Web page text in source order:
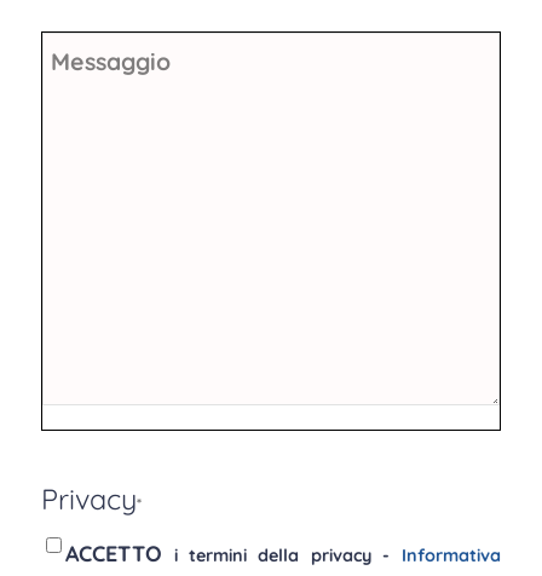
Messaggio
Privacy*
ACCETTO i termini della privacy - Informativa